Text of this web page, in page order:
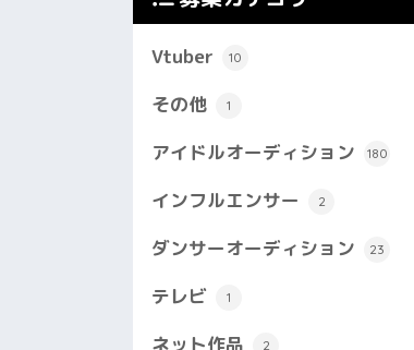
Vtuber 10
その他 1
アイドルオーディション 180
インフルエンサー 2
ダンサーオーディション 23
テレビ 1
ネット作品 2